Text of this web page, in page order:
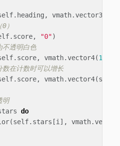
. heading , vmath.vector3
）
. score, "0")
透明白色
. score, vmath.vector4(1
在计数时可以增长
. score, vmath.vector4(
明
do
(self. stars [i ], vmath.